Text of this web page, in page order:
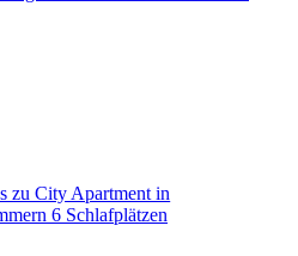
zu City Apartment in
6 Schlafplätzen